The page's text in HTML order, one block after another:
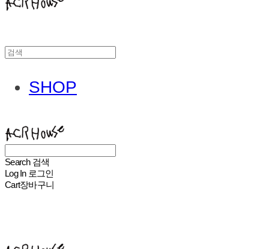
SHOP
Search 검색
Log In 로그인
Cart장바구니